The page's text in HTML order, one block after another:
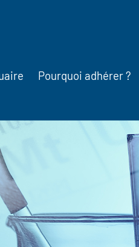
Pourquoi adhérer ?